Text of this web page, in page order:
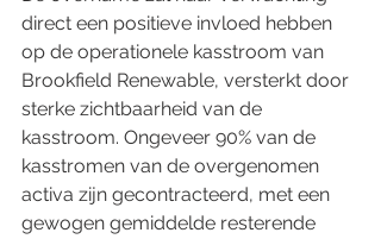
direct een positieve invloed hebben
op de operationele kasstroom van
Brookfield Renewable, versterkt door
sterke zichtbaarheid van de
kasstroom. Ongeveer 90% van de
kasstromen van de overgenomen
activa zijn gecontracteerd, met een
gewogen gemiddelde resterende